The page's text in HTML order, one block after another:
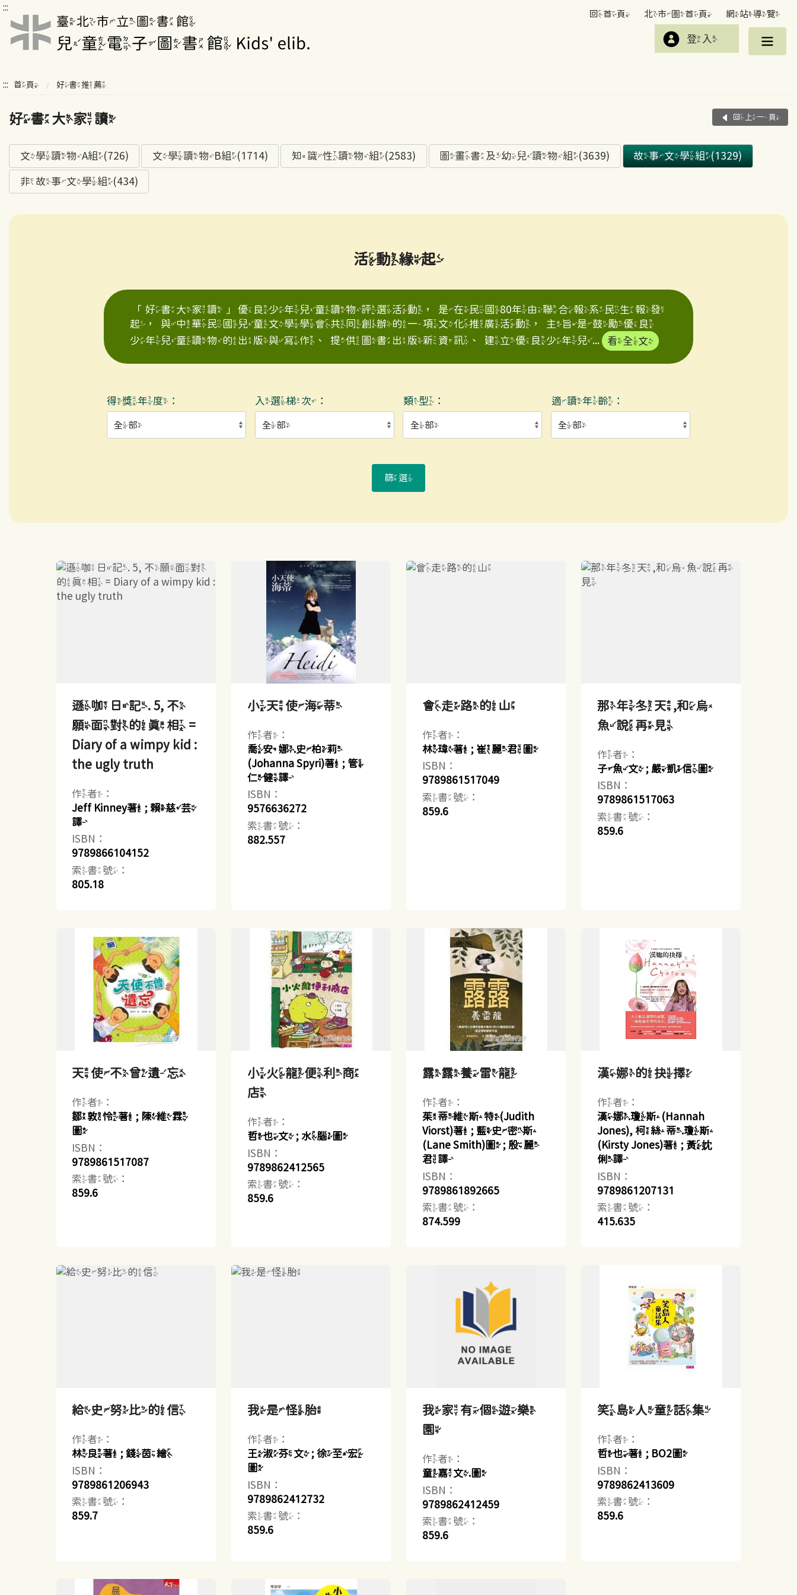
:::
回首頁 北市圖首頁 網站導覽
登入
::: 首頁 好書推薦
好書大家讀 回上一頁
文學讀物A組(726) 文學讀物B組(1714) 知識性讀物組(2583) 圖畫書及幼兒讀物組(3639) 故事文學組(1329)
非故事文學組(434)
活動緣起
「好書大家讀」優良少年兒童讀物評選活動，是在民國80年由聯合報系民生報發
起，與中華民國兒童文學學會共同創辦的一項文化推廣活動，主旨是鼓勵優良
少年兒童讀物的出版與寫作、提供圖書出版新資訊、建立優良少年兒...
看全文
得獎年度： 入選梯次： 類型： 適讀年齡：
篩選
遜咖日記. 5, 不
願面對的真相 =
Diary of a wimpy kid :
the ugly truth
作者：
Jeff Kinney著 ; 賴慈芸
譯
ISBN：
9789866104152
索書號：
805.18
小天使海蒂
作者：
喬安娜.史柏莉
(Johanna Spyri)著 ; 管
仁健譯
ISBN：
9576636272
索書號：
882.557
會走路的山
作者：
林瑋著 ; 崔麗君圖
ISBN：
9789861517049
索書號：
859.6
那年冬天,和烏
魚說再見
作者：
子魚文 ; 嚴凱信圖
ISBN：
9789861517063
索書號：
859.6
天使不曾遺忘
作者：
鄒敦怜著 ; 陳維霖
圖
ISBN：
9789861517087
索書號：
859.6
小火龍便利商
店
作者：
哲也文 ; 水腦圖
ISBN：
9789862412565
索書號：
859.6
露露養雷龍
作者：
茱蒂維斯特(Judith
Viorst)著 ; 藍史密斯
(Lane Smith)圖 ; 殷麗
君譯
ISBN：
9789861892665
索書號：
874.599
漢娜的抉擇
作者：
漢娜.瓊斯(Hannah
Jones), 柯絲蒂.瓊斯
(Kirsty Jones)著 ; 黃妉
俐譯
ISBN：
9789861207131
索書號：
415.635
給史努比的信
作者：
林良著 ; 錢茵繪
ISBN：
9789861206943
索書號：
859.7
我是怪胎
作者：
王淑芬文 ; 徐至宏
圖
ISBN：
9789862412732
索書號：
859.6
我家有個遊樂
園
作者：
童嘉文.圖
ISBN：
9789862412459
索書號：
859.6
笑島人童話集
作者：
哲也著 ; BO2圖
ISBN：
9789862413609
索書號：
859.6